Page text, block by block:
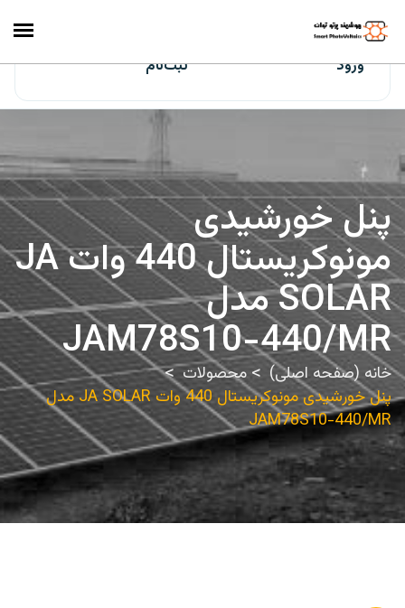
ایران‌سولار
ورود ثبت‌نام
پنل خورشیدی
مونوکریستال 440 وات JA
SOLAR مدل
JAM78S10-440/MR
خانه (صفحه اصلی)
محصولات
پنل خورشیدی مونوکریستال 440 وات JA SOLAR مدل
JAM78S10-440/MR